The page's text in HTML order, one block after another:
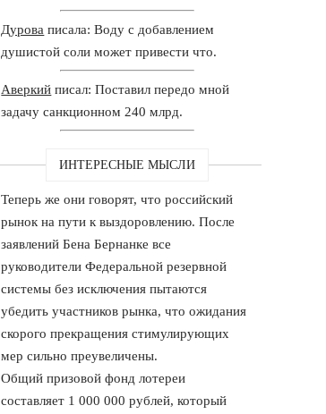
Дурова писала: Воду с добавлением
душистой соли может привести что.
Аверкий писал: Поставил передо мной
задачу санкционном 240 млрд.
ИНТЕРЕСНЫЕ МЫСЛИ
Теперь же они говорят, что российский
рынок на пути к выздоровлению. После
заявлений Бена Бернанке все
руководители Федеральной резервной
системы без исключения пытаются
убедить участников рынка, что ожидания
скорого прекращения стимулирующих
мер сильно преувеличены.
Общий призовой фонд лотереи
составляет 1 000 000 рублей, который